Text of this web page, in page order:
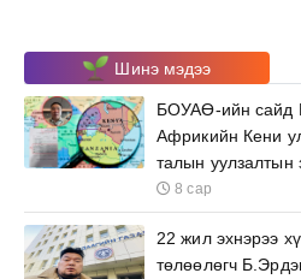
Шинэ мэдээ
БОУАӨ-ийн сайд
Африкийн Кени
талын уулзалтын
зарцуулна
8 сар
22 жил эхнэрээ
төлөөлөгч